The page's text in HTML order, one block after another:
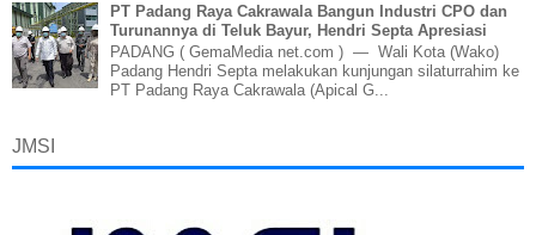
PT Padang Raya Cakrawala Bangun Industri CPO dan
Turunannya di Teluk Bayur, Hendri Septa Apresiasi
PADANG ( GemaMedia net.com ) — Wali Kota (Wako)
Padang Hendri Septa melakukan kunjungan silaturrahim ke
PT Padang Raya Cakrawala (Apical G...
JMSI